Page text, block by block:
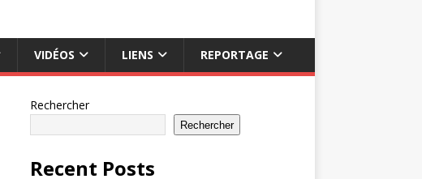
VIDÉOS LIENS REPORTAGE
Rechercher
Rechercher
Recent Posts